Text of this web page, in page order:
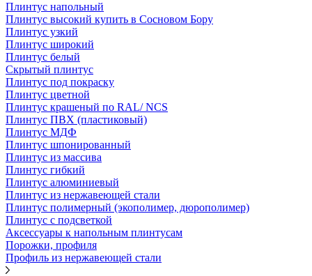
Плинтус напольный
Плинтус высокий купить в Сосновом Бору
Плинтус узкий
Плинтус широкий
Плинтус белый
Скрытый плинтус
Плинтус под покраску
Плинтус цветной
Плинтус крашеный по RAL/ NCS
Плинтус ПВХ (пластиковый)
Плинтус МДФ
Плинтус шпонированный
Плинтус из массива
Плинтус гибкий
Плинтус алюминиевый
Плинтус из нержавеющей стали
Плинтус полимерный (экополимер, дюрополимер)
Плинтус с подсветкой
Аксессуары к напольным плинтусам
Порожки, профиля
Профиль из нержавеющей стали